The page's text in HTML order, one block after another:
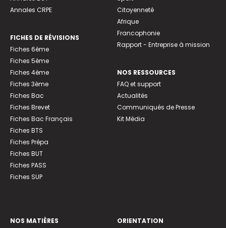
Annales CRPE
FICHES DE RÉVISIONS
Fiches 6ème
Fiches 5ème
Fiches 4ème
Fiches 3ème
Fiches Bac
Fiches Brevet
Fiches Bac Français
Fiches BTS
Fiches Prépa
Fiches BUT
Fiches PASS
Fiches SUP
Citoyenneté
Afrique
Francophonie
Rapport - Entreprise à mission
NOS RESSOURCES
FAQ et support
Actualités
Communiqués de Presse
Kit Média
NOS MATIÈRES
ORIENTATION